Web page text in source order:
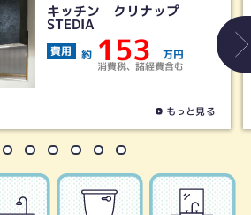
トイレ Panasonic アラ
ウーノLシリーズ
費用 約 40 万円
消費税、諸経費含む
もっと見る